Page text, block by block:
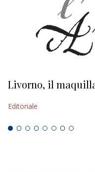
Livorno, il
Editoriale